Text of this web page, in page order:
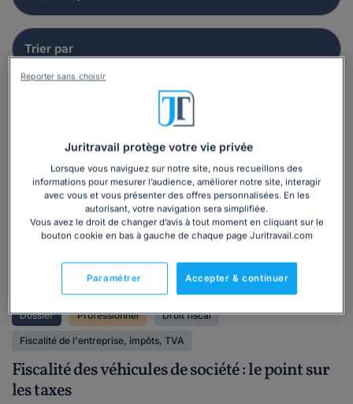
Dossier
juridique
Dossier Professionnel Droit fiscal
Fiscalité de l'entreprise, impôts, TVA
Fiscalité des véhicules de société : le point sur
les taxes
Juritravail protège votre vie privée
Lorsque vous naviguez sur notre site, nous recueillons des
informations pour mesurer l’audience, améliorer notre site, interagir
avec vous et vous présenter des offres personnalisées. En les
autorisant, votre navigation sera simplifiée.
Vous avez le droit de changer d’avis à tout moment en cliquant sur le
bouton cookie en bas à gauche de chaque page Juritravail.com
Accepter & continuer
Paramétrer
Reporter sans choisir